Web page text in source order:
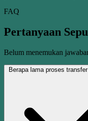
FAQ
Pertanyaan
Belum menemukan
Berapa lama proses